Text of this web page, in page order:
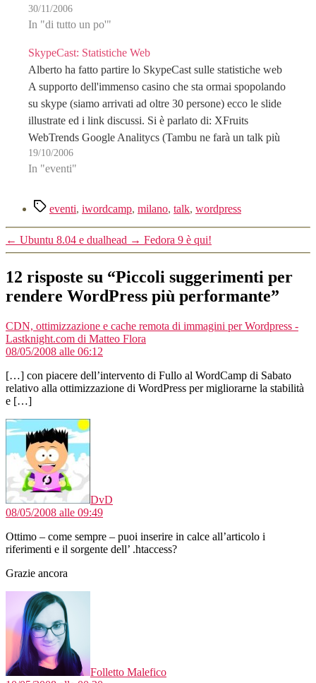
30/11/2006
In "di tutto un po'"
SkypeCast: Statistiche Web
Alberto ha fatto partire lo SkypeCast sulle statistiche web
A supporto dell'immenso casino che sta ormai spopolando
su skype (siamo arrivati ad oltre 30 persone) ecco le slide
illustrate ed i link discussi. Si è parlato di: XFruits
WebTrends Google Analitycs (Tambu ne farà un talk più
approfondito durante il…
19/10/2006
In "eventi"
Tag eventi, iwordcamp, milano, talk, wordpress
← Ubuntu 8.04 e dualhead → Fedora 9 è qui!
12 risposte su “Piccoli suggerimenti per
rendere WordPress più performante”
CDN, ottimizzazione e cache remota di immagini per Wordpress -
Lastknight.com di Matteo Flora
08/05/2008 alle 06:12
[…] con piacere dell’intervento di Fullo al WordCamp di Sabato
relativo alla ottimizzazione di WordPress per migliorarne la stabilità
e […]
DvD
08/05/2008 alle 09:49
Ottimo – come sempre – puoi inserire in calce all’articolo i
riferimenti e il sorgente dell’ .htaccess?
Grazie ancora
Folletto Malefico